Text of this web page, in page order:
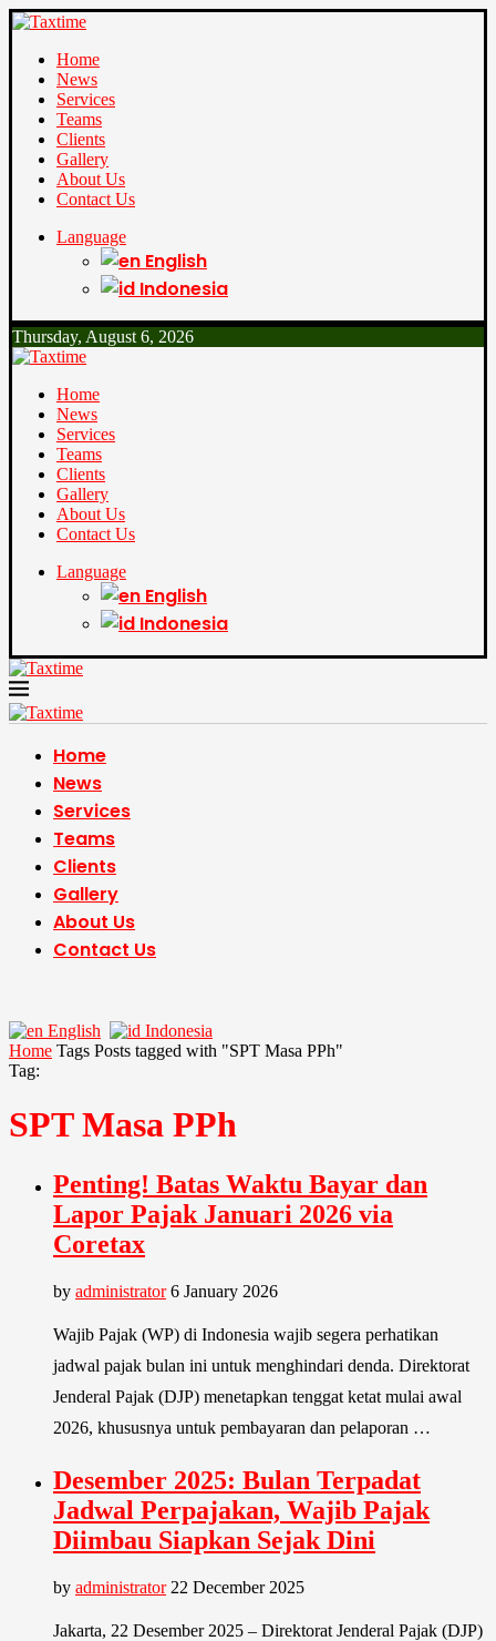
Home
News
Services
Teams
Clients
Gallery
About Us
Contact Us
Language
English
Indonesia
Thursday, August 6, 2026
Home
News
Services
Teams
Clients
Gallery
About Us
Contact Us
Language
English
Indonesia
Home
News
Services
Teams
Clients
Gallery
About Us
Contact Us
English
Indonesia
Home Tags Posts tagged with "SPT Masa PPh"
Tag:
SPT Masa PPh
Penting! Batas Waktu Bayar dan
Lapor Pajak Januari 2026 via
Coretax
by administrator 6 January 2026
Wajib Pajak (WP) di Indonesia wajib segera perhatikan
jadwal pajak bulan ini untuk menghindari denda. Direktorat
Jenderal Pajak (DJP) menetapkan tenggat ketat mulai awal
2026, khususnya untuk pembayaran dan pelaporan …
Desember 2025: Bulan Terpadat
Jadwal Perpajakan, Wajib Pajak
Diimbau Siapkan Sejak Dini
by administrator 22 December 2025
Jakarta, 22 Desember 2025 – Direktorat Jenderal Pajak (DJP)